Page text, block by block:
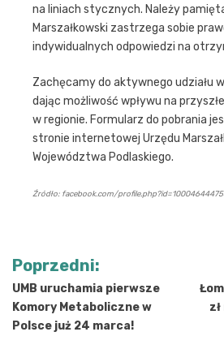
na liniach stycznych. Należy
Marszałkowski zastrzega sobie
indywidualnych odpowiedzi na
Zachęcamy do aktywnego udziału
dając możliwość wpływu na
w regionie. Formularz do pobrania
stronie internetowej Urzędu
Województwa Podlaskiego.
Źródło: facebook.com/
Nawigacja
wpisu
Poprzedni:
UMB uruchamia pierwsze
Komory Metaboliczne w
Polsce już 24 marca!